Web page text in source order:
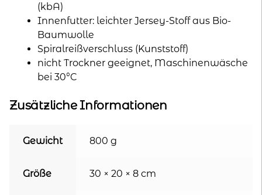
(kbA)
Innenfutter: leichter Jersey-Stoff aus Bio-
Baumwolle
Spiralreißverschluss (Kunststoff)
nicht Trockner geeignet, Maschinenwäsche
bei 30°C
Zusätzliche Informationen
Gewicht 800 g
Größe 30 × 20 × 8 cm